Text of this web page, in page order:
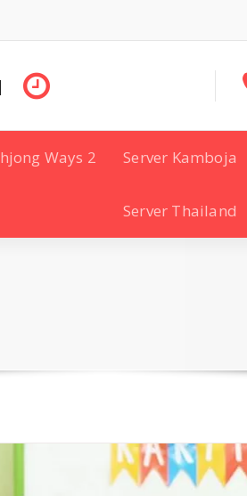
Ways 2 Server Kamboja
Server Thailand